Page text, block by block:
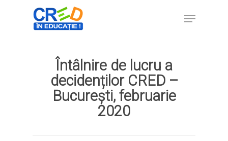
Hit enter to search or ESC to close
Întâlnire de lucru a
decidenților CRED –
București, februarie
2020